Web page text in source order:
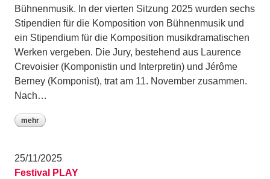
Bühnenmusik. In der vierten Sitzung 2025 wurden sechs
Stipendien für die Komposition von Bühnenmusik und
ein Stipendium für die Komposition musikdramatischen
Werken vergeben. Die Jury, bestehend aus Laurence
Crevoisier (Komponistin und Interpretin) und Jérôme
Berney (Komponist), trat am 11. November zusammen.
Nach…
mehr
25/11/2025
Festival PLAY